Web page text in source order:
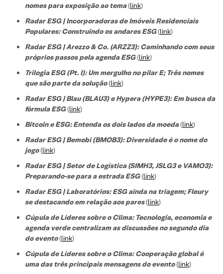
nomes para exposição ao tema(link)
Radar ESG | Incorporadoras de Imóveis Residenciais
Populares: Construindo os andares ESG(link)
Radar ESG | Arezzo & Co. (ARZZ3): Caminhando com seus
próprios passos pela agenda ESG(link)
Trilogia ESG (Pt. I): Um mergulho no pilar E; Três nomes
que são parte da solução(link)
Radar ESG | Blau (BLAU3) e Hypera (HYPE3): Em busca da
fórmula ESG(link)
Bitcoin e ESG: Entenda os dois lados da moeda(link)
Radar ESG | Bemobi (BMOB3): Diversidade é o nome do
jogo(link)
Radar ESG | Setor de Logística (SIMH3, JSLG3 e VAMO3):
Preparando-se para a estrada ESG(link)
Radar ESG | Laboratórios: ESG ainda na triagem; Fleury
se destacando em relação aos pares(link)
Cúpula de Líderes sobre o Clima: Tecnologia, economia e
agenda verde centralizam as discussões no segundo dia
do evento(link)
Cúpula de Líderes sobre o Clima: Cooperação global é
uma das três principais mensagens do evento(link)